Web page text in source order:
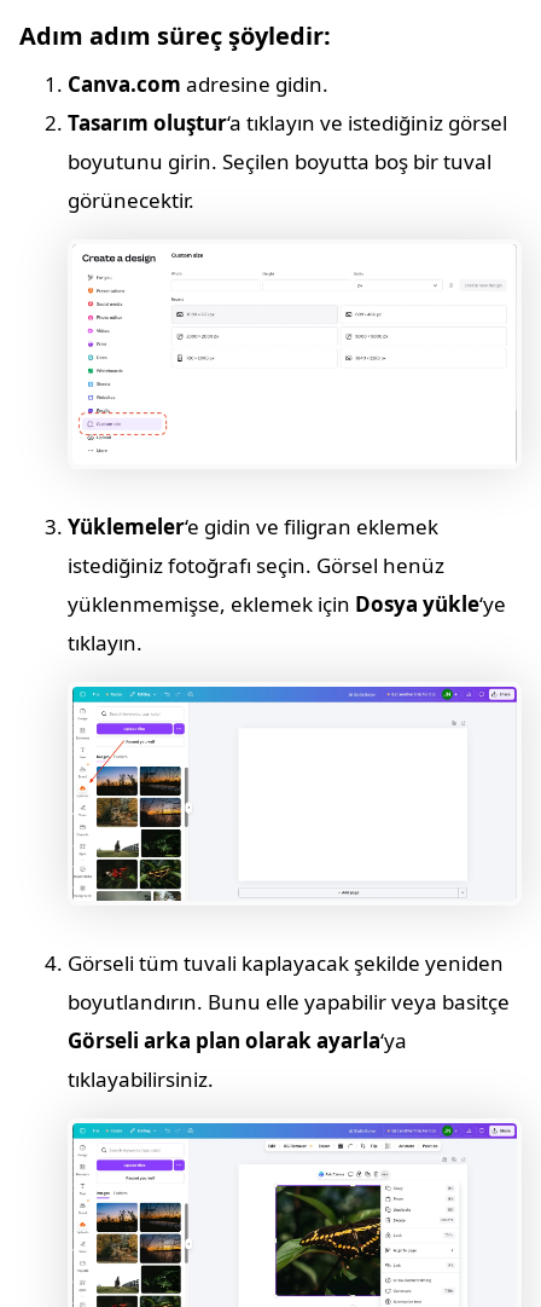
Adım adım süreç şöyledir:
Canva.com adresine gidin.
Tasarım oluştur‘a tıklayın ve istediğiniz görsel
boyutunu girin. Seçilen boyutta boş bir tuval
görünecektir.
Yüklemeler‘e gidin ve filigran eklemek
istediğiniz fotoğrafı seçin. Görsel henüz
yüklenmemişse, eklemek için Dosya yükle‘ye
tıklayın.
Görseli tüm tuvali kaplayacak şekilde yeniden
boyutlandırın. Bunu elle yapabilir veya basitçe
Görseli arka plan olarak ayarla‘ya
tıklayabilirsiniz.